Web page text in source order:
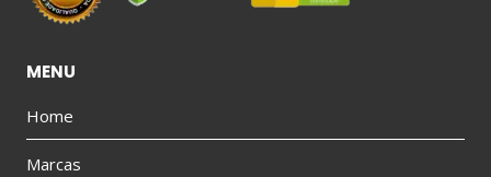
MENU
Home
Marcas